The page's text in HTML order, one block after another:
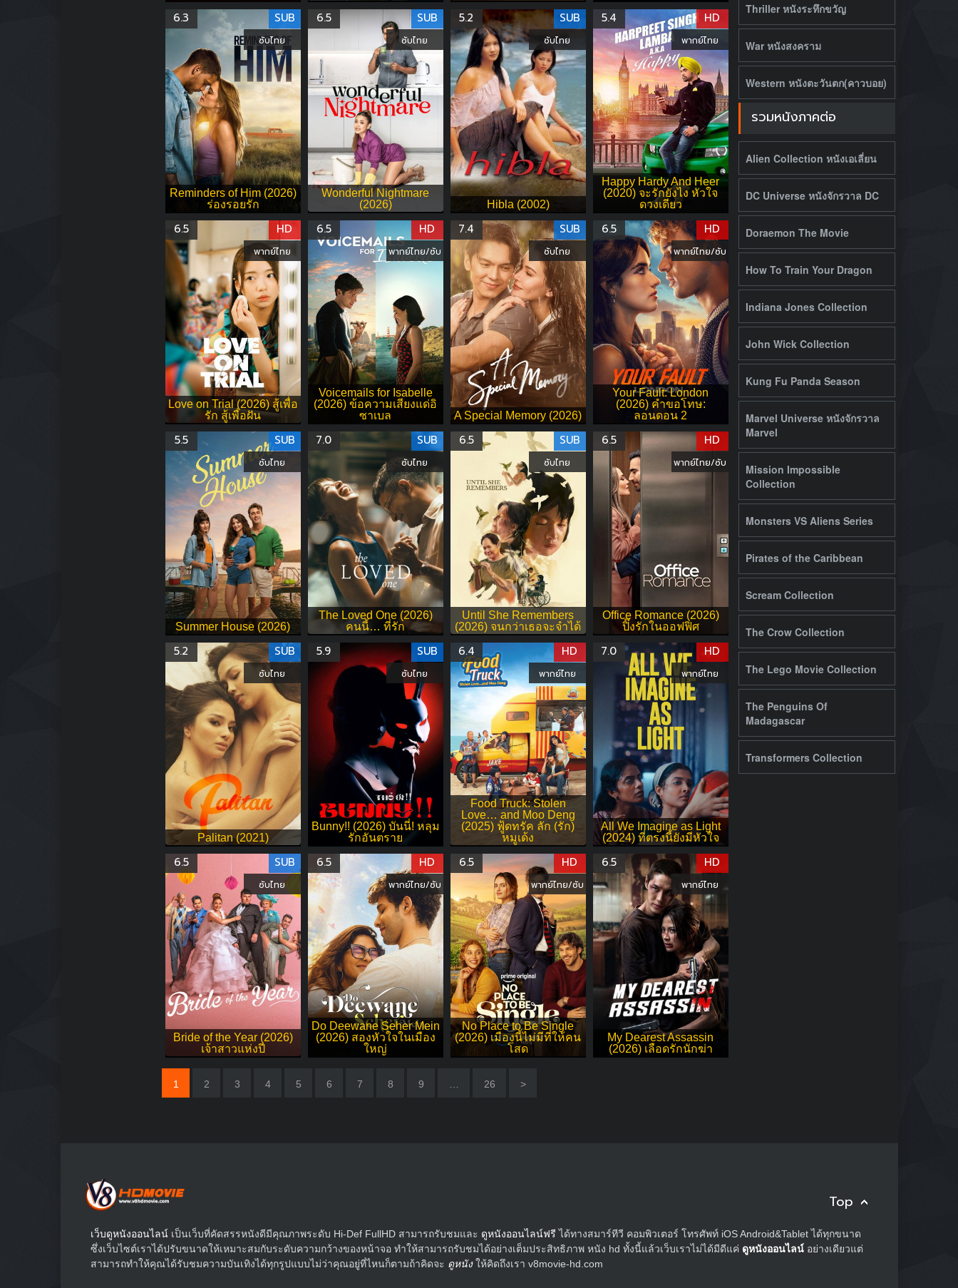
Reminders of Him (2026)
ร่องรอยรัก
6.3 SUB
ซับไทย
Wonderful Nightmare
(2026)
6.5 SUB
ซับไทย
Hibla (2002)
5.2 SUB
ซับไทย
Happy Hardy And Heer
(2020) จะรักยังไง หัวใจ
ดวงเดียว
5.4 HD
พากย์ไทย
Love on Trial (2026) สู้เพื่อ
รัก สู้เพื่อฝัน
6.5 HD
พากย์ไทย
Voicemails for Isabelle
(2026) ข้อความเสียงแด่อิ
ซาเบล
6.5 HD
พากย์ไทย/ซับ
A Special Memory (2026)
7.4 SUB
ซับไทย
Your Fault: London
(2026) คำขอโทษ:
ลอนดอน 2
6.5 HD
พากย์ไทย/ซับ
Summer House (2026)
5.5 SUB
ซับไทย
The Loved One (2026)
คนนี้… ที่รัก
7.0 SUB
ซับไทย
Until She Remembers
(2026) จนกว่าเธอจะจำได้
6.5 SUB
ซับไทย
Office Romance (2026)
ปิ๊งรักในออฟฟิศ
6.5 HD
พากย์ไทย/ซับ
Palitan (2021)
5.2 SUB
ซับไทย
Bunny!! (2026) บันนี่! หลุม
รักอันตราย
5.9 SUB
ซับไทย
Food Truck: Stolen
Love… and Moo Deng
(2025) ฟู้ดทรัค ลัก (รัก)
หมูเด้ง
6.4 HD
พากย์ไทย
All We Imagine as Light
(2024) ที่ตรงนี้ยังมีหัวใจ
7.0 HD
พากย์ไทย
Bride of the Year (2026)
เจ้าสาวแห่งปี
6.5 SUB
ซับไทย
Do Deewane Seher Mein
(2026) สองหัวใจในเมือง
ใหญ่
6.5 HD
พากย์ไทย/ซับ
No Place to Be Single
(2026) เมืองนี้ไม่มีที่ให้คน
โสด
6.5 HD
พากย์ไทย/ซับ
My Dearest Assassin
(2026) เลือดรักนักฆ่า
6.5 HD
พากย์ไทย
1 2 3 4 5 6 7 8 9 26 >
Thriller หนังระทึกขวัญ
War หนังสงคราม
Western หนังตะวันตก(คาวบอย)
รวมหนังภาคต่อ
Alien Collection หนังเอเลี่ยน
DC Universe หนังจักรวาล DC
Doraemon The Movie
How To Train Your Dragon
Indiana Jones Collection
John Wick Collection
Kung Fu Panda Season
Marvel Universe หนังจักรวาล
Marvel
Mission Impossible
Collection
Monsters VS Aliens Series
Pirates of the Caribbean
Scream Collection
The Crow Collection
The Lego Movie Collection
The Penguins Of
Madagascar
Transformers Collection
Top
เว็บดูหนังออนไลน์ เป็นเว็บที่คัดสรรหนังดีมีคุณภาพระดับ Hi-Def FullHD สามารถรับชมและ ดูหนังออนไลน์ฟรี ได้ทางสมาร์ทีวี คอมพิวเตอร์ โทรศัพท์ iOS Android&Tablet ได้ทุกขนาด
ซึ่งเว็บไซต์เราได้ปรับขนาดให้เหมาะสมกับระดับความกว้างของหน้าจอ ทำให้สามารถรับชมได้อย่างเต็มประสิทธิภาพ หนัง hd ทั้งนี้แล้วเว็บเราไม่ได้มีดีแค่ ดูหนังออนไลน์ อย่างเดียวแต่
สามารถทำให้คุณได้รับชมความบันเทิงได้ทุกรูปแบบไม่ว่าคุณอยู่ที่ไหนก็ตามถ้าคิดจะ ดูหนังให้คิดถึงเรา v8movie-hd.com